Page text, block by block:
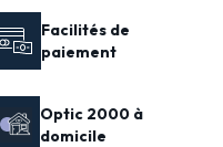
Facilités de
paiement
Optic 2000 à
domicile